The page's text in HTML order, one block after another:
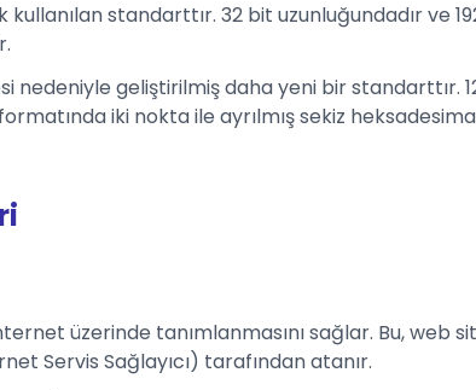
standarttır. 32 bit uzunluğundadır ve
nedeniyle geliştirilmiş daha yeni bir standarttır.
iki nokta ile ayrılmış sekiz
üzerinde tanımlanmasını sağlar. Bu, web
Servis Sağlayıcı) tarafından atanır.